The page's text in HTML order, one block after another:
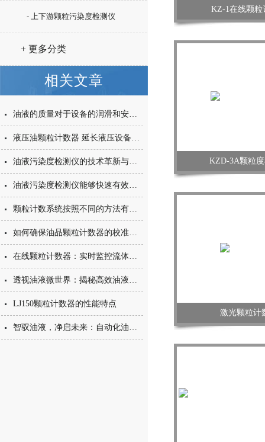
- 上下游颗粒污染度检测仪
+ 更多分类
相关文章
油液的质量对于设备的润滑和安全至关重要
液压油颗粒计数器 延长液压设备使用寿命关键设备
油液污染度检测仪的技术革新与应用价值
油液污染度检测仪能够快速有效计算出液体的污染度等级
颗粒计数系统按照不同的方法有不同的的分类
如何确保油品颗粒计数器的校准精度
在线颗粒计数器：实时监控流体中的颗粒污染
透视油液微世界：揭秘高效油液污染度检测仪的非凡之旅
LJ150颗粒计数器的性能特点
智驭油液，净启未来：自动化油液污染度检测仪领管理新纪元
KZ-1在线颗粒
KZD-3A颗粒
激光颗粒计